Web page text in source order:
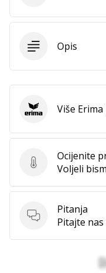
sve
Opis
Ocijenite
Ocijenite
Voljeli
Pitanja
Pitanja
Pitajte
Erima Više